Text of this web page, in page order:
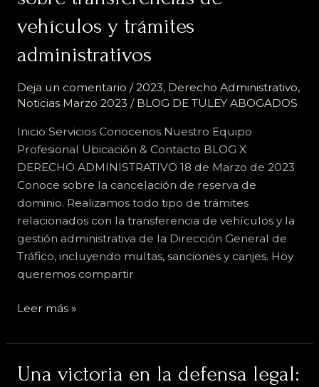
vehículos y trámites
administrativos
Deja un comentario /2023, Derecho Administrativo,
Noticias Marzo 2023 / BLOG DE TULEY ABOGADOS
Inicio Servicios Conocenos Nuestro Equipo
Profesional Ubicación & Contacto BLOG X
DERECHO ADMINISTRATIVO 18 de Marzo de 2023
Conoce sobre la cancelación de reserva de
dominio. Realizamos todo tipo de trámites
relacionados con la transferencia de vehículos y la
gestión administrativa de la Dirección General de
Tráfico, incluyendo multas, sanciones y canjes. Hoy
queremos compartir
necesitas
saber
sobre
de
vehículos
Leer más »
Una victoria en la defensa legal:
Una